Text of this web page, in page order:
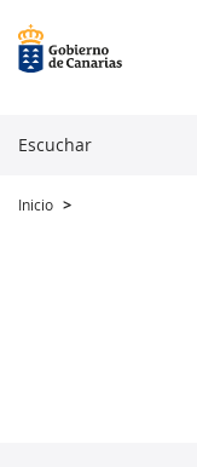
Escuchar
Inicio >